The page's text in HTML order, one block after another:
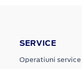
SERVICE
Operatiuni service